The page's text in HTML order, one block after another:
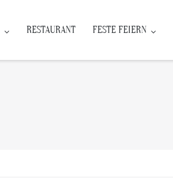
RESTAURANT FESTE FEIERN